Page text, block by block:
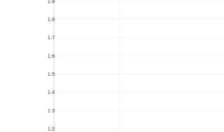
1.2
1.3
1.4
1.5
1.6
1.7
1.8
1.9